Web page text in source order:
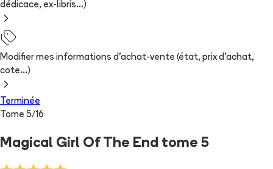
dédicace, ex-libris...)
Modifier mes informations d'achat-vente (état, prix d'achat,
cote...)
Terminée
Tome 5/16
Magical Girl Of The End tome 5